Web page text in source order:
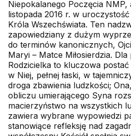
Niepokalanego Poczęcia NMP,
listopada 2016 r. w
Króla Wszechświata. Ten
zapowiedziany z dużym
do terminów kanonicznych,
Maryi – Matce Miłosierdzia.
Rodzicielka to kluczowa postać
w Niej, pełnej łaski, w
droga zbawienia ludzkości;
obliczu umierającego Syna
macierzyństwo na wszystkich
zawiera wybrane wypowiedzi
stanowiące refleksję nad